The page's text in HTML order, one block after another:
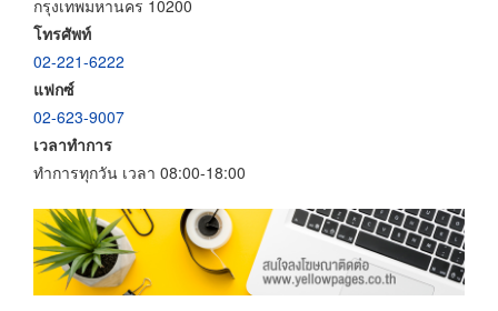
กรุงเทพมหานคร 10200
โทรศัพท์
02-221-6222
แฟกซ์
02-623-9007
เวลาทำการ
ทำการทุกวัน เวลา 08:00-18:00